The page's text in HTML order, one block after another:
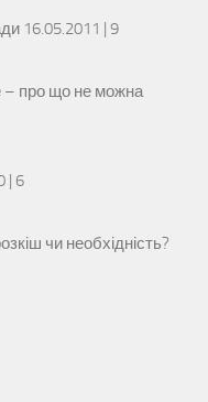
16.05.2011 | 9
– про що не можна
| 6
чи необхідність?